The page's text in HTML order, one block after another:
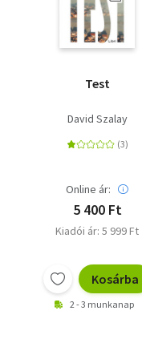
Test
David Szalay
Online ár:
5 400 Ft
Kiadói ár: 5 999 Ft
Kosárba
2 - 3 munkanap